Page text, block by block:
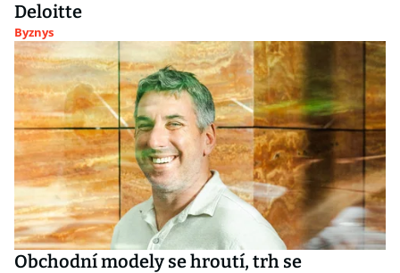
Deloitte
Byznys
Obchodní modely se hroutí, trh se